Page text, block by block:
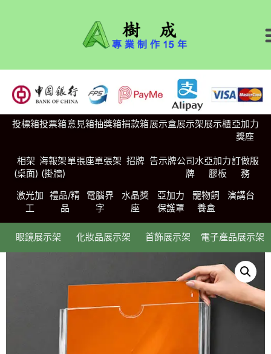
投標箱投票箱意見箱抽獎箱捐款箱展示盒展示架展示櫃亞加力
獎座
相架
(桌面)
海報架
(掛牆)
單張座單張架 招牌 告示牌公司水
牌
亞加力
膠板
訂做服
務
激光加
工
禮品/精
品
電腦界
字
水晶獎
座
亞加力
保護罩
寵物飼
養盒
演講台
眼鏡展示架 化妝品展示架 首飾展示架 電子產品展示架